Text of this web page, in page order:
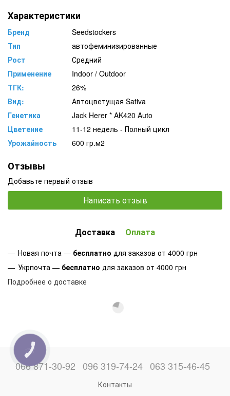
Характеристики
Бренд
Seedstockers
Тип
автофеминизированные
Рост
Средний
Применение
Indoor / Outdoor
ТГК:
26%
Вид:
Автоцветущая Sativa
Генетика
Jack Herer * AK420 Auto
Цветение
11-12 недель - Полный цикл
Урожайность
600 гр.м2
Отзывы
Добавьте первый отзыв
Написать отзыв
Доставка Оплата
Новая почта — бесплатно для заказов от 4000 грн
Укрпочта — бесплатно для заказов от 4000 грн
Подробнее о доставке
066 871-30-92 096 319-74-24 063 315-46-45
Контакты
КНОПКА
ЗВ'ЯЗКУ